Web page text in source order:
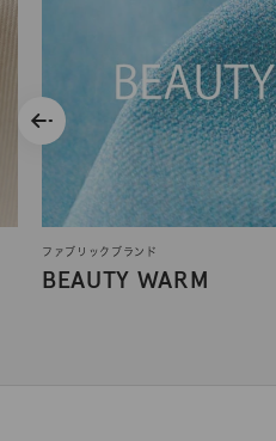
ファブリックブランド
BEAUTY WARM